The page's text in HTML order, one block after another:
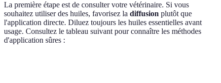
La première étape est de consulter votre vétérinaire. Si vous
souhaitez utiliser des huiles, favorisez la diffusion plutôt que
l'application directe. Diluez toujours les huiles essentielles avant
usage. Consultez le tableau suivant pour connaître les méthodes
d'application sûres :